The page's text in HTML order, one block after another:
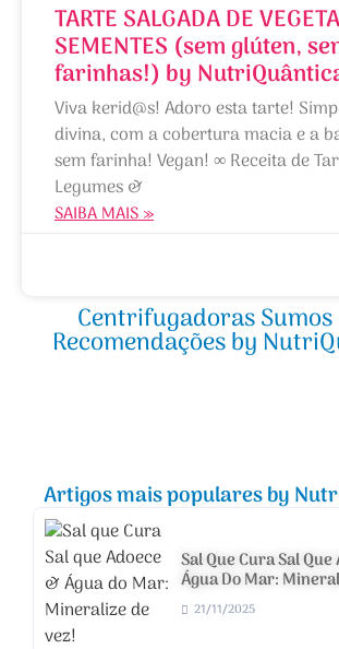
TARTE SALGADA DE
SEMENTES (sem glúten,
farinhas!) by
Viva kerid@s! Adoro esta tarte!
divina, com a cobertura macia e a
sem farinha! Vegan! ∞ Receita de
Legumes &
SAIBA MAIS »
Centrifugadoras
Recomendações by
Artigos mais populares by
Sal Que Cura Sal
Água Do Mar:
21/11/2025